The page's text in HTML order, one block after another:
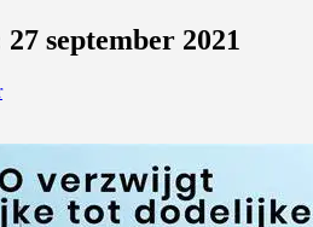
september 2021